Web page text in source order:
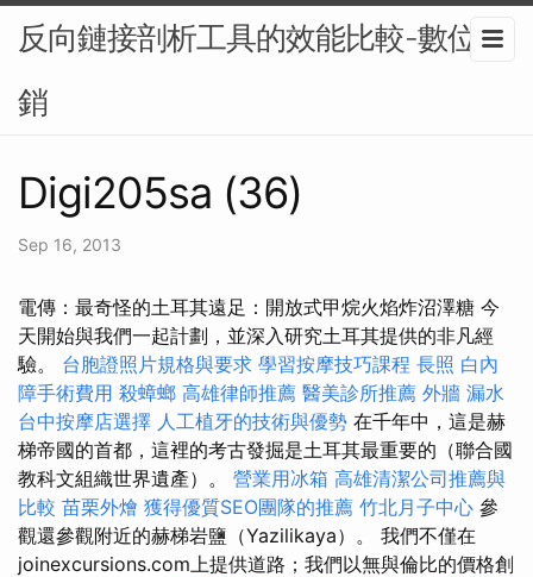
反向鏈接剖析工具的效能比較-數位行
銷
Digi205sa (36)
Sep 16, 2013
電傳：最奇怪的土耳其遠足：開放式甲烷火焰炸沼澤糖 今
天開始與我們一起計劃，並深入研究土耳其提供的非凡經
驗。 台胞證照片規格與要求 學習按摩技巧課程 長照 白內
障手術費用 殺蟑螂 高雄律師推薦 醫美診所推薦 外牆 漏水
台中按摩店選擇 人工植牙的技術與優勢 在千年中，這是赫
梯帝國的首都，這裡的考古發掘是土耳其最重要的（聯合國
教科文組織世界遺產）。 營業用冰箱 高雄清潔公司推薦與
比較 苗栗外燴 獲得優質SEO團隊的推薦 竹北月子中心 參
觀還參觀附近的赫梯岩鹽（Yazilikaya）。 我們不僅在
joinexcursions.com上提供道路；我們以無與倫比的價格創